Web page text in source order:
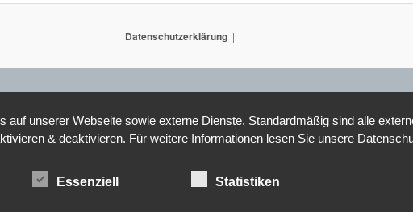
Datenschutzerklärung
auf unserer Webseite sowie externe Dienste. Standardmäßig sind alle
& deaktivieren. Für weitere Informationen lesen Sie unsere
Essenziell Statistiken